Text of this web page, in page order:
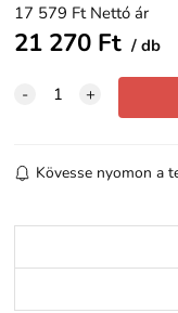
17 579 Ft Nettó ár
21 270 Ft db
Kövesse nyomon a